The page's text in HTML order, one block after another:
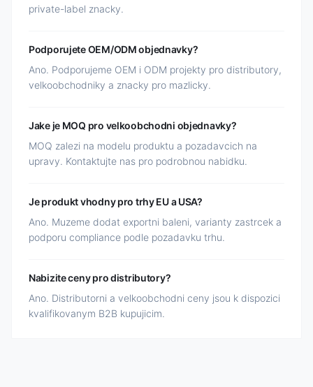
private-label znacky.
Podporujete OEM/ODM objednavky?
Ano. Podporujeme OEM i ODM projekty pro distributory,
velkoobchodniky a znacky pro mazlicky.
Jake je MOQ pro velkoobchodni objednavky?
MOQ zalezi na modelu produktu a pozadavcich na
upravy. Kontaktujte nas pro podrobnou nabidku.
Je produkt vhodny pro trhy EU a USA?
Ano. Muzeme dodat exportni baleni, varianty zastrcek a
podporu compliance podle pozadavku trhu.
Nabizite ceny pro distributory?
Ano. Distributorni a velkoobchodni ceny jsou k dispozici
kvalifikovanym B2B kupujicim.